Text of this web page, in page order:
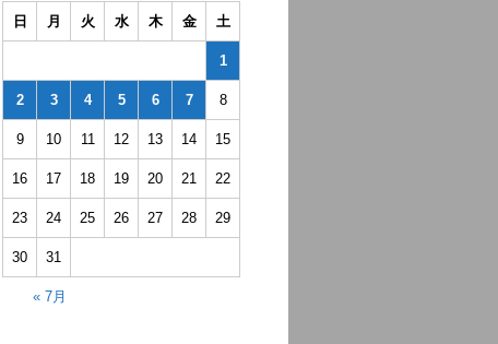
日 月 火 水 木 金 土
1
2 3 4 5 6 7 8
9 10 11 12 13 14 15
16 17 18 19 20 21 22
23 24 25 26 27 28 29
30 31
« 7月